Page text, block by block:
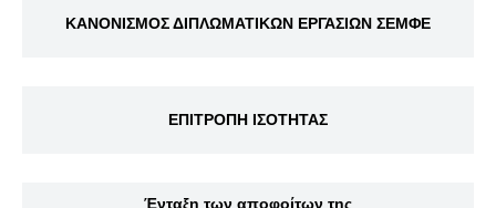
ΚΑΝΟΝΙΣΜΟΣ ΔΙΠΛΩΜΑΤΙΚΩΝ ΕΡΓΑΣΙΩΝ ΣΕΜΦΕ
ΕΠΙΤΡΟΠΗ ΙΣΟΤΗΤΑΣ
Ένταξη των αποφοίτων της